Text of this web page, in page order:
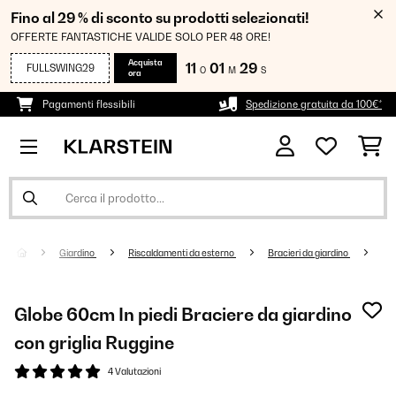
Fino al 29 % di sconto su prodotti selezionati!
OFFERTE FANTASTICHE VALIDE SOLO PER 48 ORE!
FULLSWING29
Acquista
ora
11 O 01 M 29 S
Pagamenti flessibili Spedizione gratuita da 100€*
Giardino Riscaldamenti da esterno Bracieri da giardino
Globe 60cm In piedi Braciere da giardino
con griglia Ruggine
4 Valutazioni